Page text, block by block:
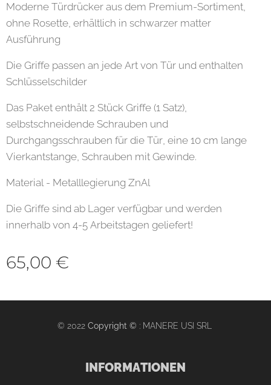
Moderne Türdrücker aus dem Premium-Sortiment,
ohne Rosette, erhältlich in schwarzer matter
Ausführung
Die Griffe passen an jede Art von Tür und enthalten
Schlüsselschilder
Das Paket enthält 2 Stück Griffe (1 Satz),
selbstschneidende Schrauben und
Durchgangsschrauben für die Tür, eine 10 cm lange
Vierkantstange, Schrauben mit Gewinde.
Material - Metalllegierung ZnAl
Die Griffe sind ab Lager verfügbar und werden
innerhalb von 4-5 Arbeitstagen geliefert!
65,00 €
© 2022 Copyright © : MANERE USI SRL
INFORMATIONEN